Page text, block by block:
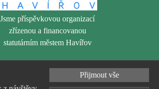
Jsme příspěvkovou organizací
zřízenou a financovanou
statutárním městem Havířov
Přijmout vše